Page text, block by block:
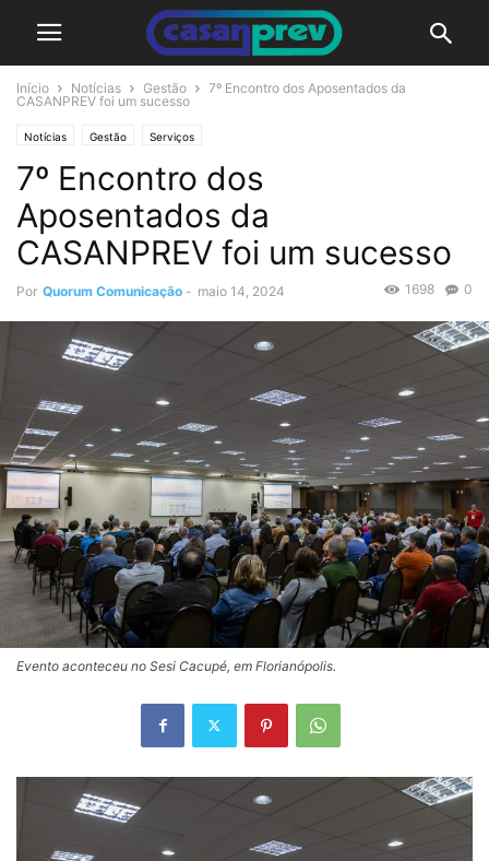
Início Notícias Gestão
7º Encontro dos Aposentados da
CASANPREV foi um sucesso
Notícias Gestão Serviços
7º Encontro dos
Aposentados da
CASANPREV foi um sucesso
Por Quorum Comunicação - maio 14, 2024 0
1698
Evento aconteceu no Sesi Cacupé, em Florianópolis.